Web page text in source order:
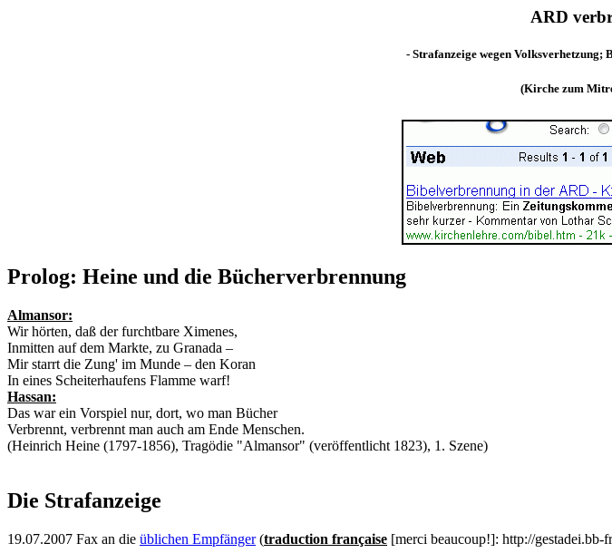
ARD
- Strafanzeige wegen
(Kirche zum
Prolog: Heine und die Bücherverbrennung
Almansor:
Wir hörten, daß der furchtbare Ximenes,
Inmitten auf dem Markte, zu Granada –
Mir starrt die Zung' im Munde – den Koran
In eines Scheiterhaufens Flamme warf!
Hassan:
Das war ein Vorspiel nur, dort, wo man Bücher
Verbrennt, verbrennt man auch am Ende Menschen.
(Heinrich Heine (1797-1856), Tragödie "Almansor" (veröffentlicht 1823), 1. Szene)
Die Strafanzeige
19.07.2007 Fax an die üblichen Empfänger(traduction française [merci beaucoup!]: http://